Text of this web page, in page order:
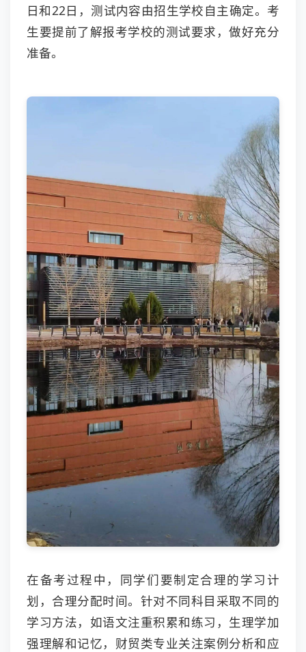
日和22日，测试内容由招生学校自主确定。考
生要提前了解报考学校的测试要求，做好充分
准备。
在备考过程中，同学们要制定合理的学习计
划，合理分配时间。针对不同科目采取不同的
学习方法，如语文注重积累和练习，生理学加
强理解和记忆，财贸类专业关注案例分析和应